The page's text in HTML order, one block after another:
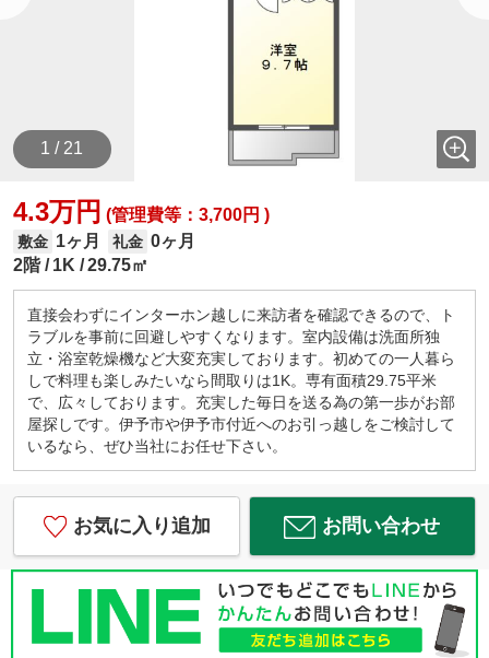
1 / 21
4.3万円 (管理費等：3,700円 )
敷金 1ヶ月 礼金 0ヶ月
2階
1K 29.75㎡
直接会わずにインターホン越しに来訪者を確認できるので、ト
ラブルを事前に回避しやすくなります。室内設備は洗面所独
立・浴室乾燥機など大変充実しております。初めての一人暮ら
しで料理も楽しみたいなら間取りは1K。専有面積29.75平米
で、広々しております。充実した毎日を送る為の第一歩がお部
屋探しです。伊予市や伊予市付近へのお引っ越しをご検討して
いるなら、ぜひ当社にお任せ下さい。
お気に入り追加 お問い合わせ